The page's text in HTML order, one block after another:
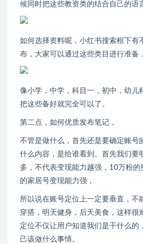
候同时把这些教资类的结合自己的语
如何选择资料呢，小红书搜索框下有
布，大家可以通过这些类目进行准备，
像小学，中学，科目一，初中，幼儿
把这些备好就完全可以了。
第二点，如何优质发布笔记，
不管是做什么，首先还是要确定账号
什么内容，是给谁看到。首先我们要
多，不代表变现能力越强，10万粉的
的家居号变现能力强，
所以说在账号定位上一定要垂直，不
穿搭，明天健身，后天美食，这样很
定位不仅让用户知道我们是干什么的
己该做什么事情。